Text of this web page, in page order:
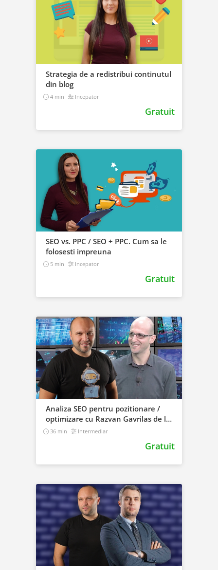
Strategia de a redistribui continutul
din blog
4 min Incepator
Gratuit
SEO vs. PPC / SEO + PPC. Cum sa le
folosesti impreuna
5 min Incepator
Gratuit
Analiza SEO pentru pozitionare /
optimizare cu Razvan Gavrilas de la
cognitiveSEO
36 min Intermediar
Gratuit